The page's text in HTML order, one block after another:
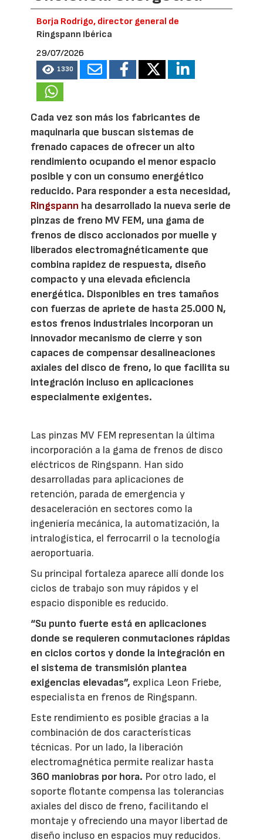
Borja Rodrigo, director general de
Ringspann Ibérica
29/07/2026
1330
Cada vez son más los fabricantes de
maquinaria que buscan sistemas de
frenado capaces de ofrecer un alto
rendimiento ocupando el menor espacio
posible y con un consumo energético
reducido. Para responder a esta necesidad,
Ringspann ha desarrollado la nueva serie de
pinzas de freno MV FEM, una gama de
frenos de disco accionados por muelle y
liberados electromagnéticamente que
combina rapidez de respuesta, diseño
compacto y una elevada eficiencia
energética. Disponibles en tres tamaños
con fuerzas de apriete de hasta 25.000 N,
estos frenos industriales incorporan un
innovador mecanismo de cierre y son
capaces de compensar desalineaciones
axiales del disco de freno, lo que facilita su
integración incluso en aplicaciones
especialmente exigentes.
Las pinzas MV FEM representan la última
incorporación a la gama de frenos de disco
eléctricos de Ringspann. Han sido
desarrolladas para aplicaciones de
retención, parada de emergencia y
desaceleración en sectores como la
ingeniería mecánica, la automatización, la
intralogística, el ferrocarril o la tecnología
aeroportuaria.
Su principal fortaleza aparece allí donde los
ciclos de trabajo son muy rápidos y el
espacio disponible es reducido.
“Su punto fuerte está en aplicaciones
donde se requieren conmutaciones rápidas
en ciclos cortos y donde la integración en
el sistema de transmisión plantea
exigencias elevadas”, explica Leon Friebe,
especialista en frenos de Ringspann.
Este rendimiento es posible gracias a la
combinación de dos características
técnicas. Por un lado, la liberación
electromagnética permite realizar hasta
360 maniobras por hora. Por otro lado, el
soporte flotante compensa las tolerancias
axiales del disco de freno, facilitando el
montaje y ofreciendo una mayor libertad de
diseño incluso en espacios muy reducidos.